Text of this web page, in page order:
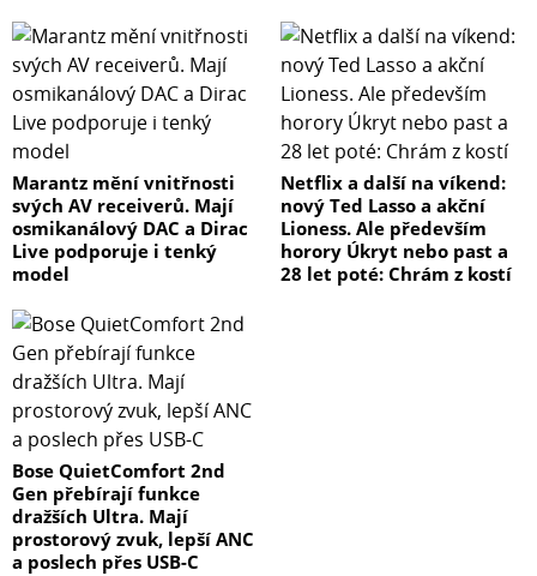
Marantz mění vnitřnosti
svých AV receiverů. Mají
osmikanálový DAC a Dirac
Live podporuje i tenký
model
Netflix a další na víkend:
nový Ted Lasso a akční
Lioness. Ale především
horory Úkryt nebo past a
28 let poté: Chrám z kostí
Bose QuietComfort 2nd
Gen přebírají funkce
dražších Ultra. Mají
prostorový zvuk, lepší ANC
a poslech přes USB-C